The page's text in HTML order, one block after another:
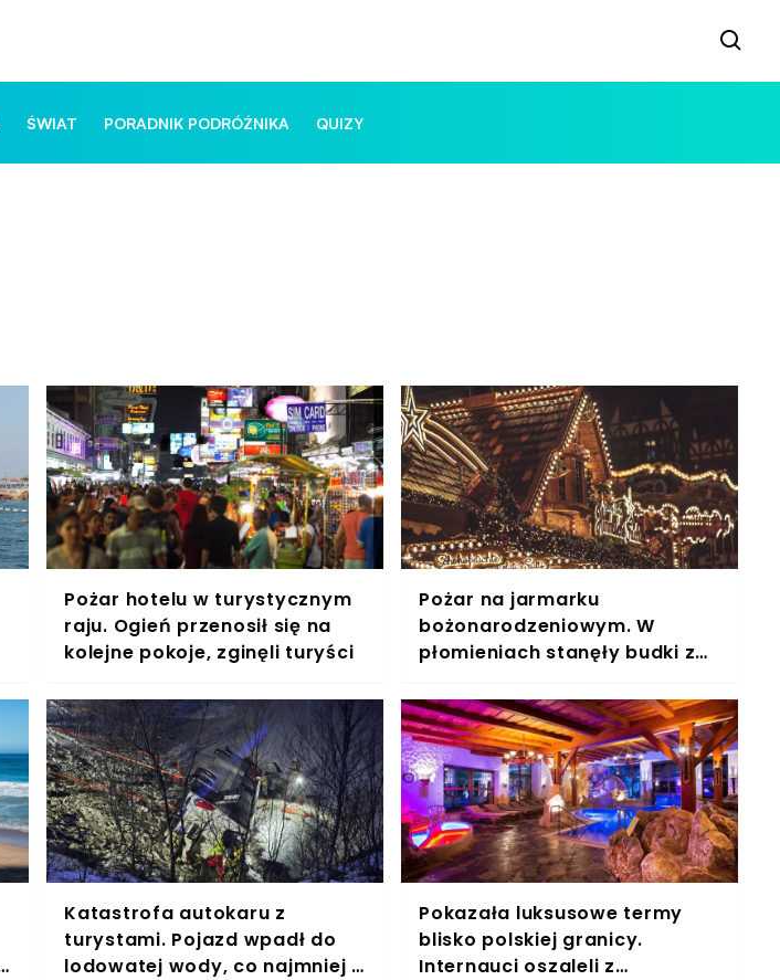
ŚWIAT PORADNIK PODRÓŻNIKA QUIZY
Pożar hotelu w turystycznym
raju. Ogień przenosił się na
kolejne pokoje, zginęli turyści
Pożar na jarmarku
bożonarodzeniowym. W
płomieniach stanęły budki z
Katastrofa autokaru z
turystami. Pojazd wpadł do
lodowatej wody, co najmniej 3
Pokazała luksusowe termy
blisko polskiej granicy.
Internauci oszaleli z